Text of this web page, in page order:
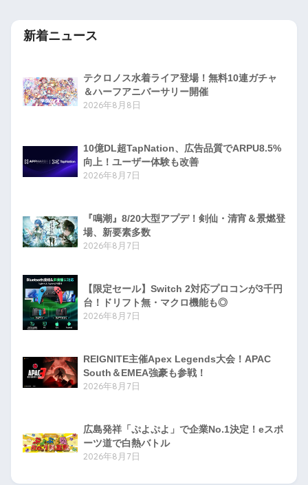
新着ニュース
テクロノス水着ライア登場！無料10連ガチャ
＆ハーフアニバーサリー開催
2026年8月8日
10億DL超TapNation、広告品質でARPU8.5%
向上！ユーザー体験も改善
2026年8月7日
『鳴潮』8/20大型アプデ！剣仙・清宵＆景燃登
場、新要素多数
2026年8月7日
【限定セール】Switch 2対応プロコンが3千円
台！ドリフト無・マクロ機能も◎
2026年8月7日
REIGNITE主催Apex Legends大会！APAC
South＆EMEA強豪も参戦！
2026年8月7日
広島発祥「ぷよぷよ」で企業No.1決定！eスポ
ーツ道で白熱バトル
2026年8月7日